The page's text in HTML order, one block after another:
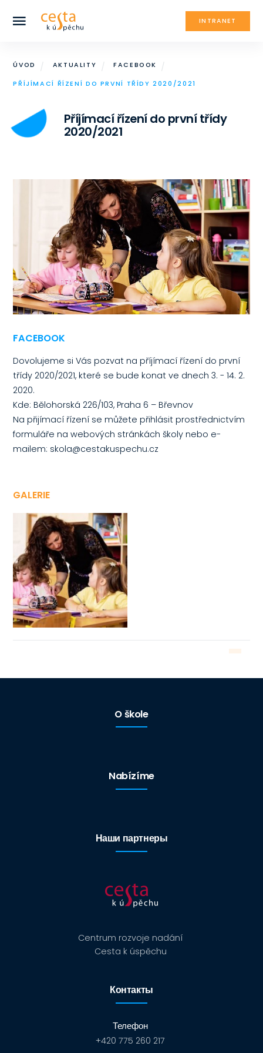
INTRANET
ÚVOD AKTUALITY FACEBOOK
PŘÍJÍMACÍ ŘÍZENÍ DO PRVNÍ TŘÍDY 2020/2021
Příjímací řízení do první třídy
2020/2021
FACEBOOK
Dovolujeme si Vás pozvat na příjímací řízení do první
třídy 2020/2021, které se bude konat ve dnech 3. - 14. 2.
2020.
Kde: Bělohorská 226/103, Praha 6 – Břevnov
Na přijímací řízení se můžete přihlásit prostřednictvím
formuláře na webových stránkách školy nebo e-
mailem: skola@cestakuspechu.cz
GALERIE
O škole
Nabízíme
Наши партнеры
Centrum rozvoje nadání
Cesta k úspěchu
Контакты
Телефон
+420 775 260 217